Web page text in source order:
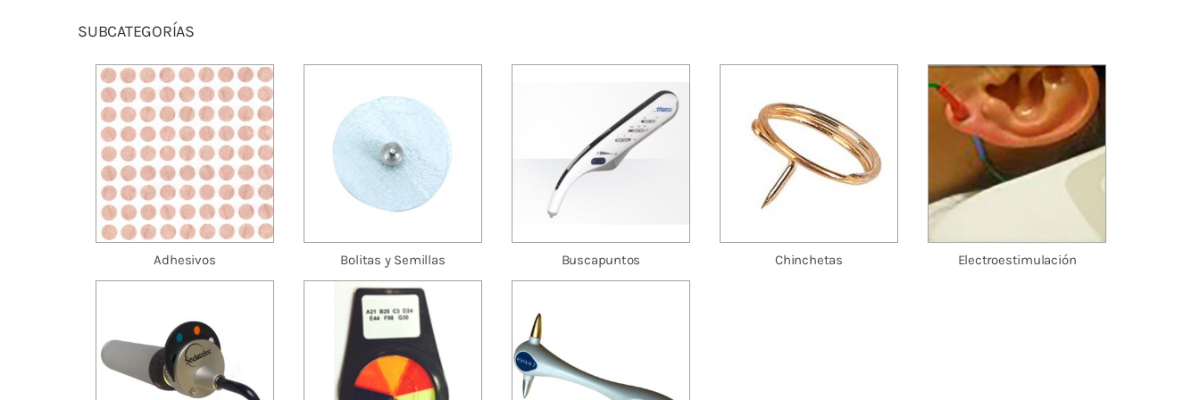
Fisioterapia
Magnetoterapia
SUBCATEGORÍAS
Adhesivos Bolitas y Semillas Buscapuntos Chinchetas Electroestimulación